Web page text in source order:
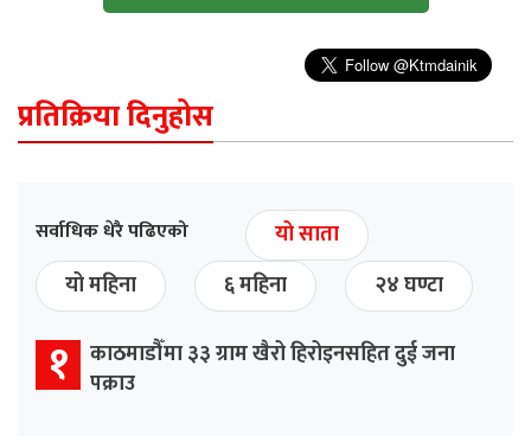
प्रतिक्रिया दिनुहोस
सर्वाधिक धेरै पढिएको
यो साता
यो महिना
६ महिना २४ घण्टा
१ काठमाडौँमा ३३ ग्राम खैरो हिरोइनसहित दुई जना
पक्राउ